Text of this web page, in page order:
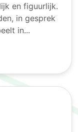
en figuurlijk.
in gesprek
in...